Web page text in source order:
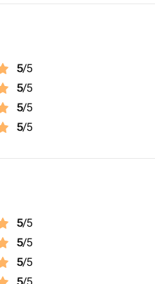
5/5
5/5
5/5
5/5
5/5
5/5
5/5